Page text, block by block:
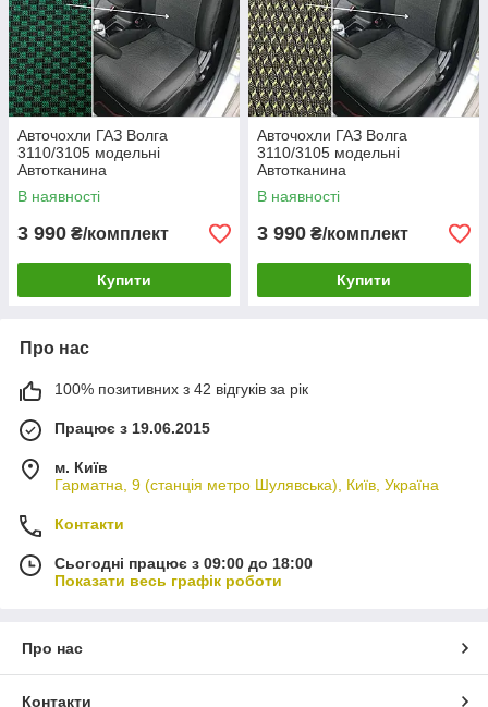
Авточохли ГАЗ Волга
3110/3105 модельні
Автотканина
В наявності
3 990 ₴/комплект
Купити
Авточохли ГАЗ Волга
3110/3105 модельні
Автотканина
В наявності
3 990 ₴/комплект
Купити
Про нас
100% позитивних з 42 відгуків за рік
Працює з 19.06.2015
м. Київ
Гарматна, 9 (станція метро Шулявська), Київ, Україна
Контакти
Сьогодні працює з 09:00 до 18:00
Показати весь графік роботи
Про нас
Контакти